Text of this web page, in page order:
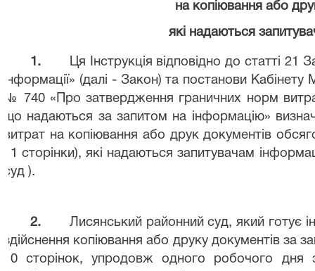
на копіювання або
які надаються
1. Ця Інструкція відповідно до статті 21
інформації» (далі - Закон) та постанови Кабінету
№ 740 «Про затвердження граничних норм
що надаються за запитом на інформацію»
витрат на копіювання або друк документів
11 сторінки),які надаються запитувачам
суд ).
2.
Лисянський районний суд, який готує
здійснення копіювання або друку документів за
10 сторінок, упродовж одного робочого дня